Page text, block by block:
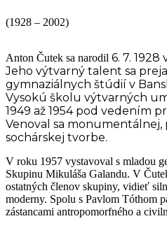
(1928 – 2002)
Anton Čutek sa narodil 6. 7. 1928
Jeho výtvarný talent sa
gymnaziálnych štúdií v
Vysokú školu výtvarných
1949 až 1954 pod vedením
Venoval sa
sochárskej tvorbe.
V roku 1957 vystavoval s mladou
Skupinu Mikuláša Galandu. V
ostatných členov skupiny, vidieť
moderny. Spolu s Pavlom Tóthom
zástancami antropomorfného a